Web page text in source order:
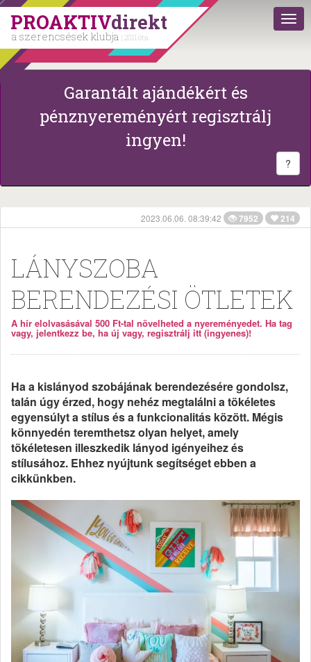
PROAKTIVdirekt
a szerencsések klubja | 2011 óta
Garantált ajándékért és
pénznyereményért regisztrálj
ingyen!
?
2023.06.06. 08:39:42 7952 214
LÁNYSZOBA
BERENDEZÉSI ÖTLETEK
A hír elolvasásával 500 Ft-tal növelheted a nyereményedet. Ha tag
vagy, jelentkezz be, ha új vagy, regisztrálj itt (ingyenes)!
Ha a kislányod szobájának berendezésére gondolsz,
talán úgy érzed, hogy nehéz megtalálni a tökéletes
egyensúlyt a stílus és a funkcionalitás között. Mégis
könnyedén teremthetsz olyan helyet, amely
tökéletesen illeszkedik lányod igényeihez és
stílusához. Ehhez nyújtunk segítséget ebben a
cikkünkben.